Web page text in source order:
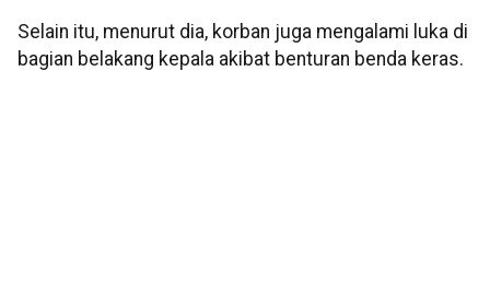
Selain itu, menurut dia, korban juga mengalami luka di
bagian belakang kepala akibat benturan benda keras.